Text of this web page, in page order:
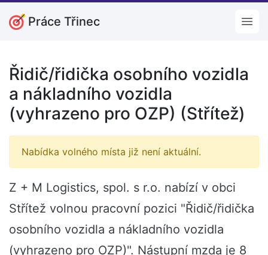
Práce Třinec
Řidič/řidička osobního vozidla
a nákladního vozidla
(vyhrazeno pro OZP) (Střítež)
Nabídka volného místa již není aktuální.
Z + M Logistics, spol. s r.o. nabízí v obci
Střítež volnou pracovní pozici "Řidič/řidička
osobního vozidla a nákladního vozidla
(vyhrazeno pro OZP)". Nástupní mzda je 8